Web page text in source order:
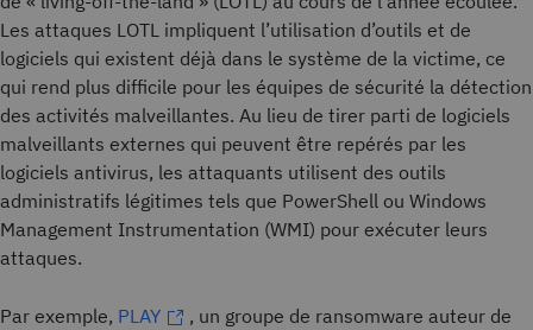
Les attaques LOTL impliquent l’utilisation d’outils et de
logiciels qui existent déjà dans le système de la victime, ce
qui rend plus difficile pour les équipes de sécurité la détection
des activités malveillantes. Au lieu de tirer parti de logiciels
malveillants externes qui peuvent être repérés par les
logiciels antivirus, les attaquants utilisent des outils
administratifs légitimes tels que PowerShell ou Windows
Management Instrumentation (WMI) pour exécuter leurs
attaques.
Par exemple, PLAY
, un groupe de ransomware auteur de